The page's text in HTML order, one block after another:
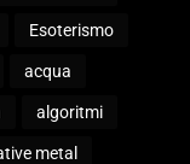
Esoterismo
acqua
algoritmi
metal